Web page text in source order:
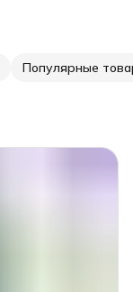
Популярные